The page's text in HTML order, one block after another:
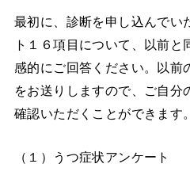
最初に、診断を申し込んでい
ト１６項目について、以前
感的にご回答ください。以前
をお送りしますので、ご自分
確認いただくことができます。
（１）うつ症状アンケート